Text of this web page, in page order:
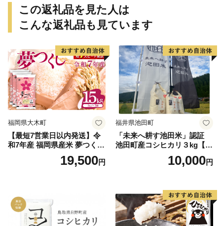
この返礼品を見た人は
こんな返礼品も見ています
福岡県大木町
【最短7営業日以内発送】令
和7年産 福岡県産米 夢つくし
15kg 精米 ※北海道・沖縄・
19,500円
福井県池田町
「未来へ耕す池田米」認証
池田町産コシヒカリ３kg【お
1人様につき３セットまで】
10,000円